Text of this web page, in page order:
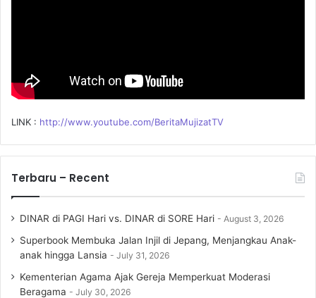
LINK : http://www.youtube.com/BeritaMujizatTV
Terbaru – Recent
DINAR di PAGI Hari vs. DINAR di SORE Hari August 3, 2026
Superbook Membuka Jalan Injil di Jepang, Menjangkau Anak-
anak hingga Lansia
July 31, 2026
Kementerian Agama Ajak Gereja Memperkuat Moderasi
Beragama
July 30, 2026